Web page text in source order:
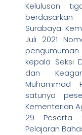
Kelulusan
Surabaya
Juli 2021
kepala Seksi
dan
Muhammad
satunya
Kementerian
29 Peserta
Pelajaran